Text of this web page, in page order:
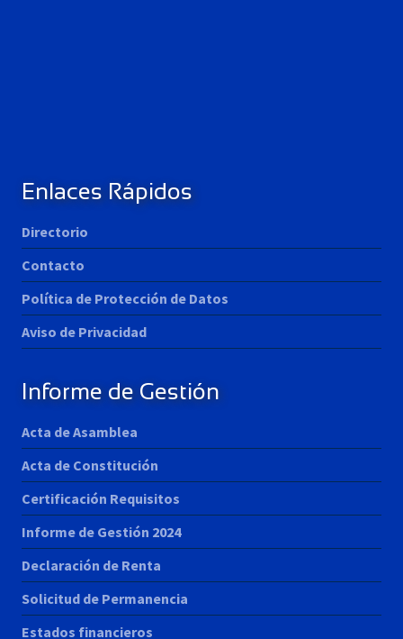
Enlaces Rápidos
Directorio
Contacto
Política de Protección de Datos
Aviso de Privacidad
Informe de Gestión
Acta de Asamblea
Acta de Constitución
Certificación Requisitos
Informe de Gestión 2024
Declaración de Renta
Solicitud de Permanencia
Estados financieros